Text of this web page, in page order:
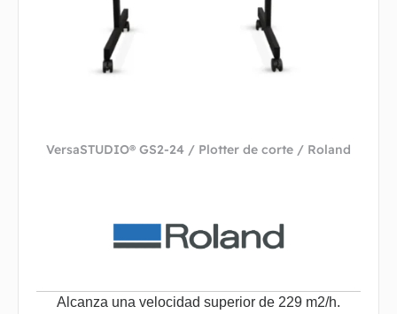
VersaSTUDIO® GS2-24 / Plotter de corte / Roland
Alcanza una velocidad superior de 229 m2/h.